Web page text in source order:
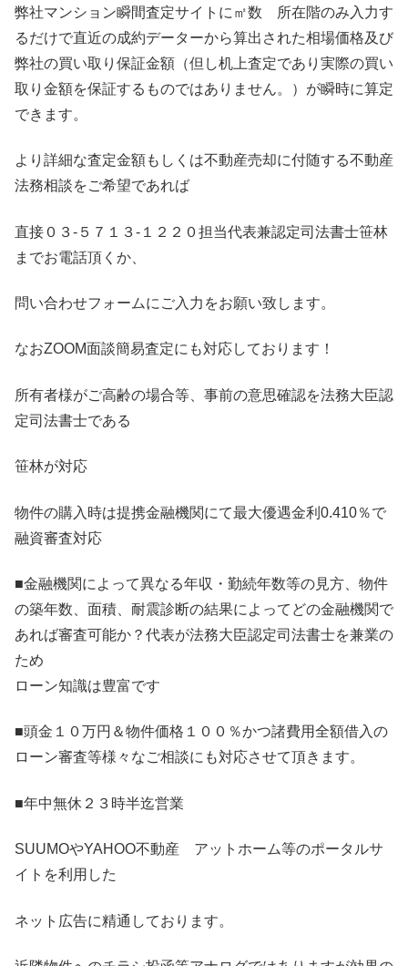
弊社マンション瞬間査定サイトに㎡数 所在階のみ入力す
るだけで直近の成約データーから算出された相場価格及び
弊社の買い取り保証金額（但し机上査定であり実際の買い
取り金額を保証するものではありません。）が瞬時に算定
できます。
より詳細な査定金額もしくは不動産売却に付随する不動産
法務相談をご希望であれば
直接０３-５７１３-１２２０担当代表兼認定司法書士笹林
までお電話頂くか、
問い合わせフォームにご入力をお願い致します。
なおZOOM面談簡易査定にも対応しております！
所有者様がご高齢の場合等、事前の意思確認を法務大臣認
定司法書士である
笹林が対応
物件の購入時は提携金融機関にて最大優遇金利0.410％で
融資審査対応
■金融機関によって異なる年収・勤続年数等の見方、物件
の築年数、面積、耐震診断の結果によってどの金融機関で
あれば審査可能か？代表が法務大臣認定司法書士を兼業の
ため
ローン知識は豊富です
■頭金１０万円＆物件価格１００％かつ諸費用全額借入の
ローン審査等様々なご相談にも対応させて頂きます。
■年中無休２３時半迄営業
SUUMOやYAHOO不動産 アットホーム等のポータルサ
イトを利用した
ネット広告に精通しております。